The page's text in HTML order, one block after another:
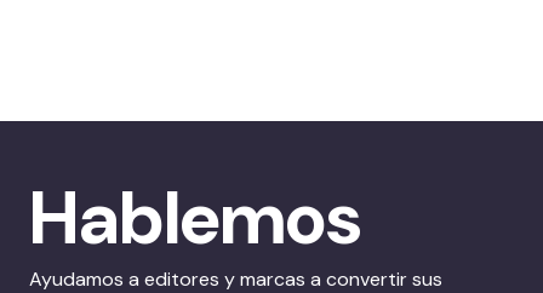
Hablemos
Ayudamos a editores y marcas a convertir sus